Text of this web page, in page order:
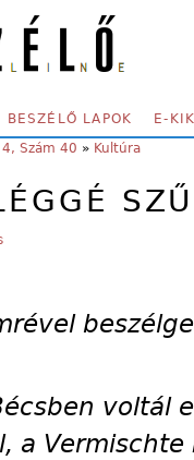
BESZÉLŐ LAPOK E-
Szám 40 » Kultúra
voltál
a